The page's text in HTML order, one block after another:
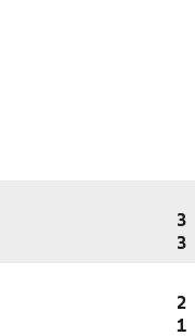
3
3
2
1